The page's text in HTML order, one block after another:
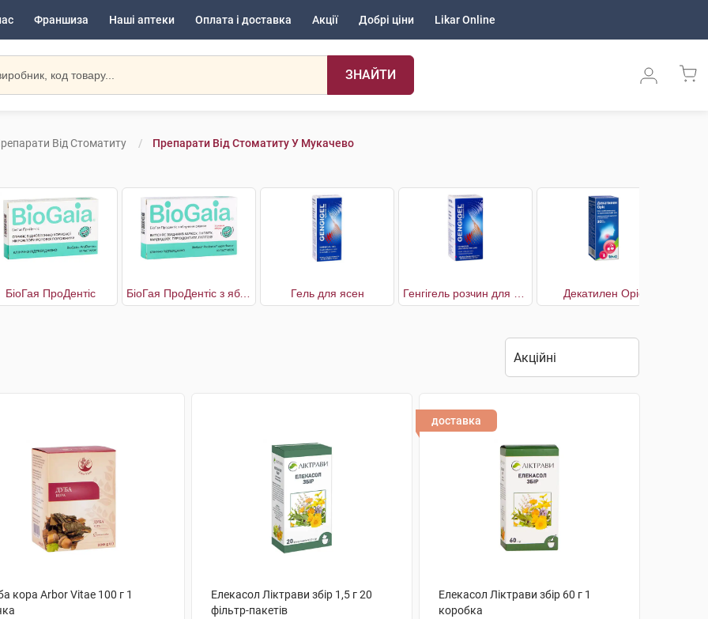
Франшиза Наші аптеки Оплата і доставка Акції Добрі ціни Likar Online
ЗНАЙТИ
Від Стоматиту Препарати Від Стоматиту У Мукачево
БіоГая ПроДентіс БіоГая ПроДентіс з яблучним смаком Гель для ясен Декатилен Оріс
кора Arbor Vitae 100 г 1
Елекасол Ліктрави збір 1,5 г 20
фільтр-пакетів
доставка
Елекасол Ліктрави збір 60 г 1
коробка